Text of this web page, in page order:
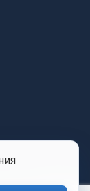
Обработка